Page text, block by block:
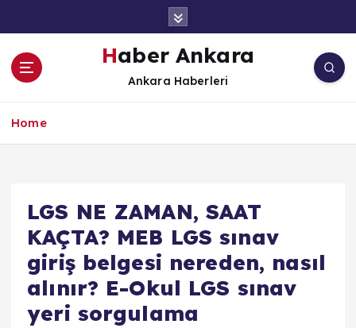
Haber Ankara
Ankara Haberleri
Home
LGS NE ZAMAN, SAAT
KAÇTA? MEB LGS sınav
giriş belgesi nereden, nasıl
alınır? E-Okul LGS sınav
yeri sorgulama